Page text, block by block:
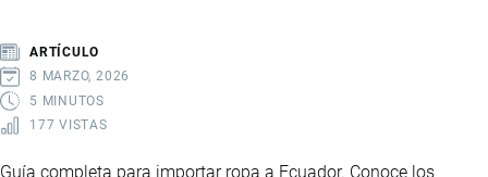
IMPUESTOS
Y
LOGÍSTICA
ARTÍCULO
8 MARZO, 2026
5 MINUTOS
177 VISTAS
Guía completa para importar ropa a Ecuador. Conoce los